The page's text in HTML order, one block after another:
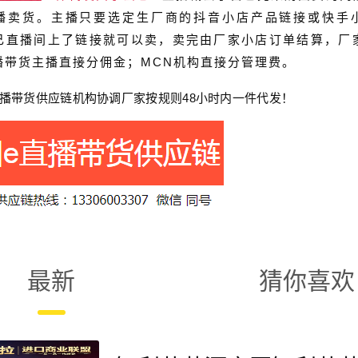
卖货。主播只要选定生厂商的抖音小店产品链接或快手
直播间上了链接就可以卖，卖完由厂家小店订单结算，厂
带货主播直接分佣金；MCN机构直接分管理费。
带货供应链机构协调厂家按规则48小时内一件代发！
最新 猜你喜欢